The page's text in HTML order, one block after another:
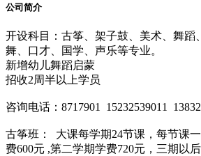
公司简介
开设科目：古筝、架子鼓、美术、舞蹈
舞、口才、国学、声乐等专业。
新增幼儿舞蹈启蒙
招收2周半以上学员
咨询电话：8717901 15232539011
古筝班： 大课每学期24节课，每节课
费600元 ,第二学期学费720元，三期以